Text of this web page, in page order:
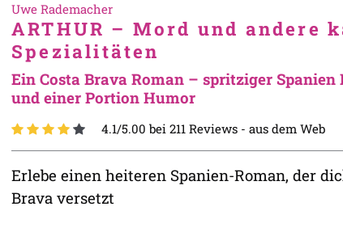
Uwe Rademacher
ARTHUR – Mord und andere
Spezialitäten
Ein Costa Brava Roman – spritziger
und einer Portion Humor
4.1/5.00 bei 211 Reviews - aus dem Web
Erlebe einen heiteren Spanien-Roman, der
Brava versetzt